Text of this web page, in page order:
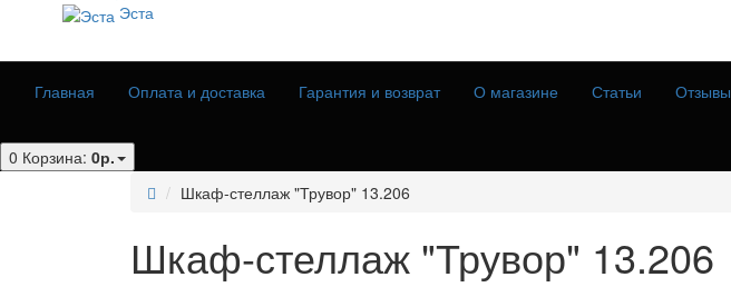
Эста
Главная Оплата и доставка Гарантия и возврат О магазине Статьи Отзывы
0 Корзина: 0р.
Шкаф-стеллаж "Трувор" 13.206
Шкаф-стеллаж "Трувор" 13.206